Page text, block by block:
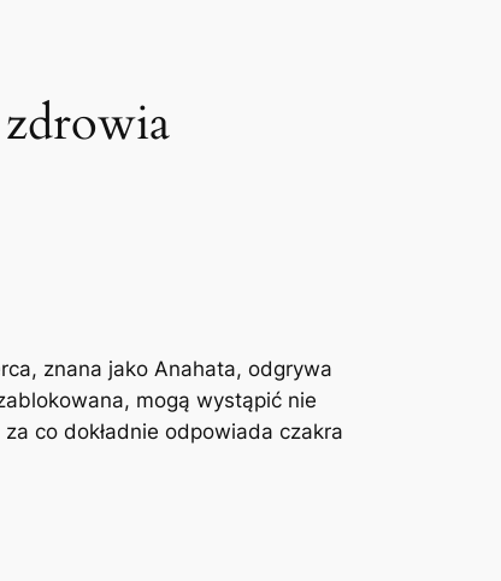
znana jako Anahata, odgrywa
mogą wystąpić nie
co dokładnie odpowiada czakra